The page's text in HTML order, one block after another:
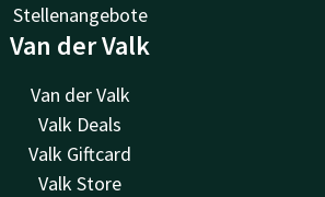
Stellenangebote
Van der Valk
Van der Valk
Valk Deals
Valk Giftcard
Valk Store